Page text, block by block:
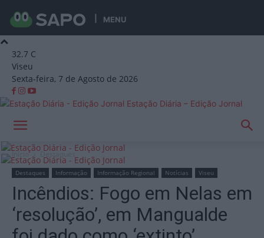
MENU
32.7 C
Viseu
Sexta-feira, 7 de Agosto de 2026
Estação Diária – Edição Jornal
Início Destaques
Destaques Informação Informação Regional Notícias Viseu
Incêndios: Fogo em Nelas em
‘resolução’, em Mangualde